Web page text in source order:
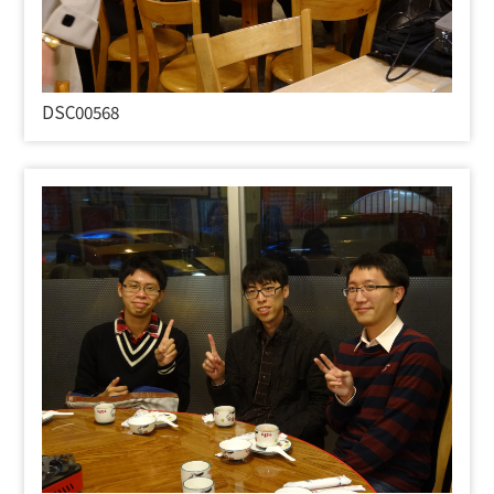
DSC00568